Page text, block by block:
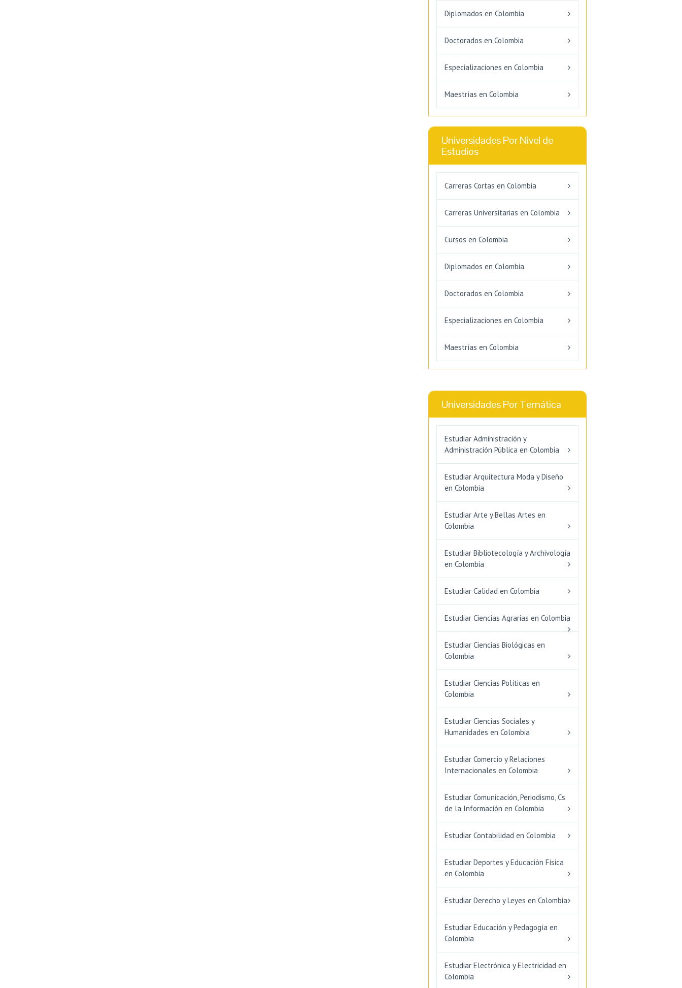
Diplomados en Colombia
Doctorados en Colombia
Especializaciones en Colombia
Maestrías en Colombia
Universidades Por Nivel de
Estudios
Carreras Cortas en Colombia
Carreras Universitarias en Colombia
Cursos en Colombia
Diplomados en Colombia
Doctorados en Colombia
Especializaciones en Colombia
Maestrías en Colombia
Universidades Por Temática
Estudiar Administración y
Administración Pública en Colombia
Estudiar Arquitectura Moda y Diseño
en Colombia
Estudiar Arte y Bellas Artes en
Colombia
Estudiar Bibliotecología y Archivología
en Colombia
Estudiar Calidad en Colombia
Estudiar Ciencias Agrarias en Colombia
Estudiar Ciencias Biológicas en
Colombia
Estudiar Ciencias Políticas en
Colombia
Estudiar Ciencias Sociales y
Humanidades en Colombia
Estudiar Comercio y Relaciones
Internacionales en Colombia
Estudiar Comunicación, Periodismo, Cs
de la Información en Colombia
Estudiar Contabilidad en Colombia
Estudiar Deportes y Educación Física
en Colombia
Estudiar Derecho y Leyes en Colombia
Estudiar Educación y Pedagogía en
Colombia
Estudiar Electrónica y Electricidad en
Colombia